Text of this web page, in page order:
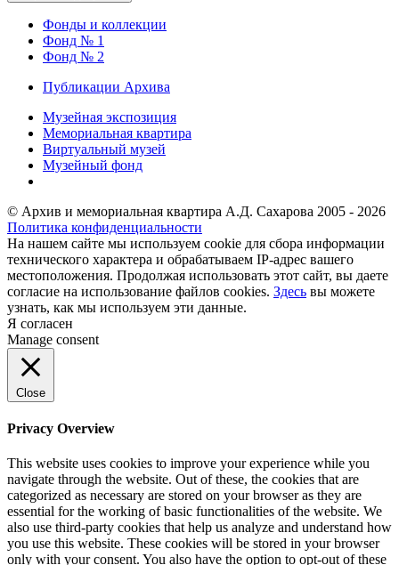
Фонды и коллекции
Фонд № 1
Фонд № 2
Публикации Архива
Музейная экспозиция
Мемориальная квартира
Виртуальный музей
Музейный фонд
© Архив и мемориальная квартира А.Д. Сахарова 2005 - 2026
Политика конфиденциальности
На нашем сайте мы используем cookie для сбора информации
технического характера и обрабатываем IP-адрес вашего
местоположения. Продолжая использовать этот сайт, вы даете
согласие на использование файлов cookies. Здесь вы можете
узнать, как мы используем эти данные.
Я согласен
Manage consent
Close
Privacy Overview
This website uses cookies to improve your experience while you
navigate through the website. Out of these, the cookies that are
categorized as necessary are stored on your browser as they are
essential for the working of basic functionalities of the website. We
also use third-party cookies that help us analyze and understand how
you use this website. These cookies will be stored in your browser
only with your consent. You also have the option to opt-out of these